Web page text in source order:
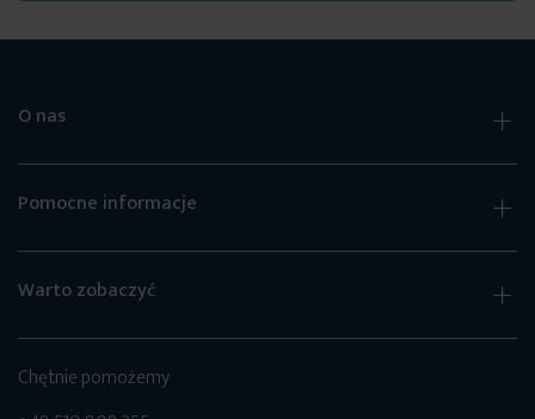
O nas
Pomocne informacje
Warto zobaczyć
Chętnie pomożemy